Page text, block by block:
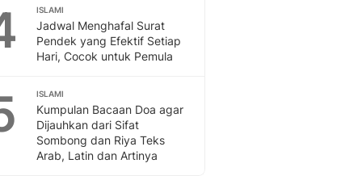
ISLAMI
Jadwal Menghafal Surat
Pendek yang Efektif Setiap
Hari, Cocok untuk Pemula
ISLAMI
Kumpulan Bacaan Doa agar
Dijauhkan dari Sifat
Sombong dan Riya Teks
Arab, Latin dan Artinya